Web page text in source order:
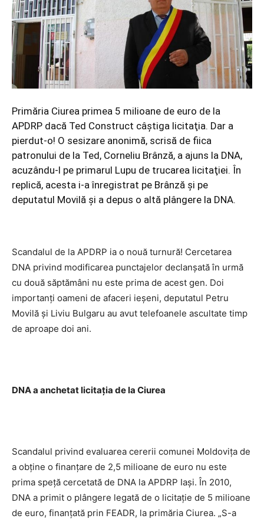
Primăria Ciurea primea 5 milioane de euro de la
APDRP dacă Ted Construct câştiga licitaţia. Dar a
pierdut-o! O sesizare anonimă, scrisă de fiica
patronului de la Ted, Corneliu Brânză, a ajuns la DNA,
acuzându-l pe primarul Lupu de trucarea licitaţiei. În
replică, acesta i-a înregistrat pe Brânză şi pe
deputatul Movilă şi a depus o altă plângere la DNA.
Scandalul de la APDRP ia o nouă turnură! Cercetarea
DNA privind modificarea punctajelor declanşată în urmă
cu două săptămâni nu este prima de acest gen. Doi
importanţi oameni de afaceri ieşeni, deputatul Petru
Movilă şi Liviu Bulgaru au avut telefoanele ascultate timp
de aproape doi ani.
DNA a anchetat licitaţia de la Ciurea
Scandalul privind evaluarea cererii comunei Moldoviţa de
a obţine o finanţare de 2,5 milioane de euro nu este
prima speţă cercetată de DNA la APDRP Iaşi. În 2010,
DNA a primit o plângere legată de o licitaţie de 5 milioane
de euro, finanţată prin FEADR, la primăria Ciurea. „S-a